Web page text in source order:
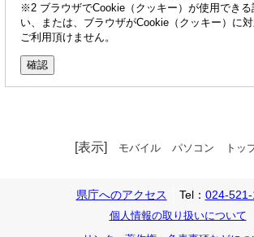
※2 ブラウザでCookie（クッキー）が使用できる
い、または、ブラウザがCookie（クッキー）に
ご利用頂けません。
[表示] モバイル パソコン トッ
県庁へのアクセス Tel： 024-521-
個人情報の取り扱いについて